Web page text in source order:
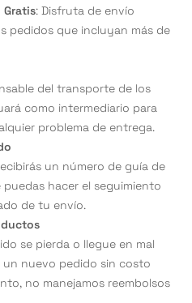
Gratis: Disfruta de envío
pedidos que incluyan más de
del transporte de los
como intermediario para
problema de entrega.
un número de guía de
hacer el seguimiento
de tu envío.
se pierda o llegue en mal
un nuevo pedido sin costo
no manejamos reembolsos